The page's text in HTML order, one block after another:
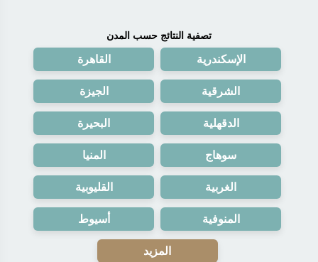
تصفية النتائج حسب المدن
الإسكندرية القاهرة
الشرقية الجيزة
الدقهلية البحيرة
سوهاج المنيا
الغربية القليوبية
المنوفية أسيوط
المزيد